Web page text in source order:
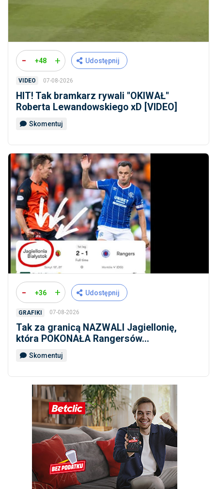
- +48 + Udostępnij
VIDEO 07-08-2026
HIT! Tak bramkarz rywali ''OKIWAŁ''
Roberta Lewandowskiego xD [VIDEO]
Skomentuj
- +36 + Udostępnij
GRAFIKI 07-08-2026
Tak za granicą NAZWALI Jagiellonię,
która POKONAŁA Rangersów...
Skomentuj